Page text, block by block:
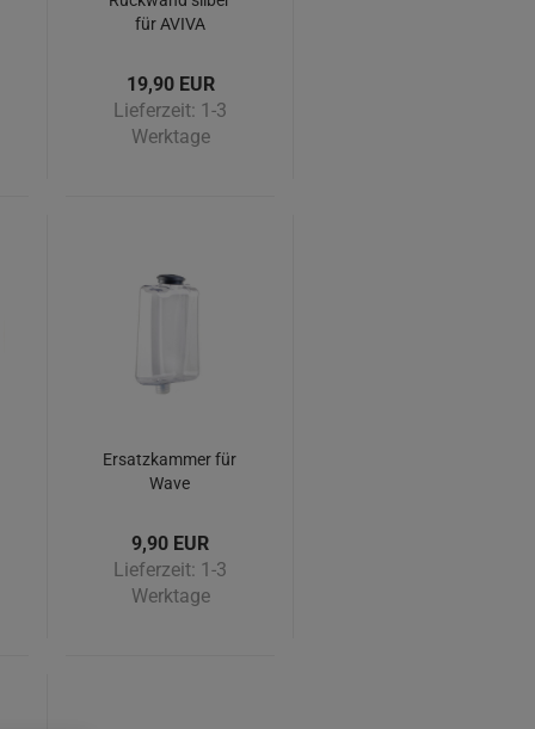
für AVIVA
19,90 EUR
Lieferzeit: 1-3
Werktage
Ersatzkammer für
Wave
9,90 EUR
Lieferzeit: 1-3
Werktage